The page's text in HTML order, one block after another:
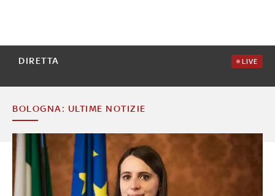
DIRETTA LIVE
BOLOGNA: ULTIME NOTIZIE